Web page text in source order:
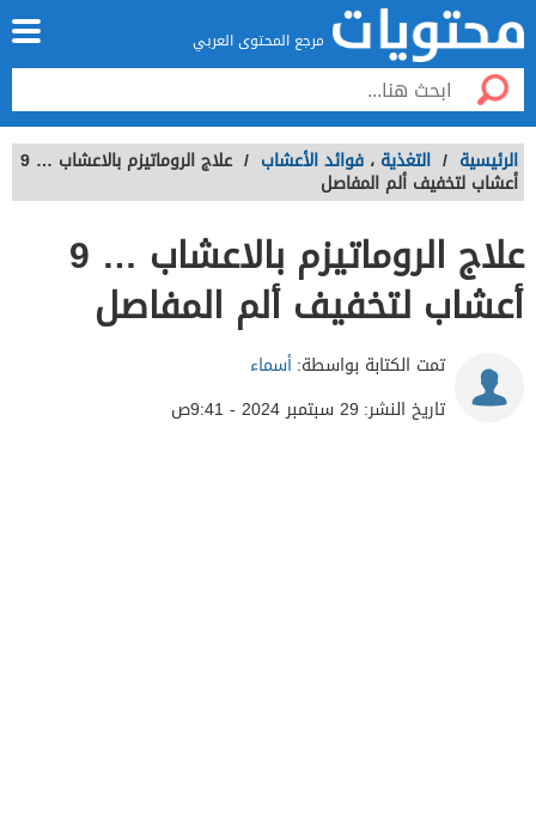
مرجع المحتوى العربي
الرئيسية / التغذية ، فوائد الأعشاب / علاج الروماتيزم بالاعشاب … 9
أعشاب لتخفيف ألم المفاصل
علاج الروماتيزم بالاعشاب … 9
أعشاب لتخفيف ألم المفاصل
تمت الكتابة بواسطة:أسماء
تاريخ النشر: 29 سبتمبر 2024 - 9:41ص